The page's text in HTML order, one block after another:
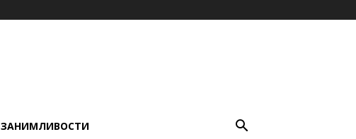
ЗАНИМЛИВОСТИ